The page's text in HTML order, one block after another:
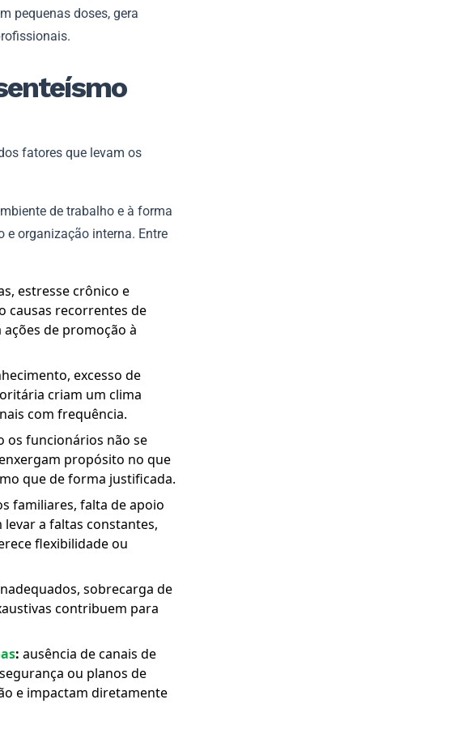
pequenas doses, gera
fatores que levam os
de trabalho e à forma
e organização interna. Entre
estresse crônico e
causas recorrentes de
de promoção à
excesso de
criam um clima
com frequência.
os funcionários não se
propósito no que
que de forma justificada.
familiares, falta de apoio
a faltas constantes,
flexibilidade ou
sobrecarga de
contribuem para
: ausência de canais de
ou planos de
e impactam diretamente